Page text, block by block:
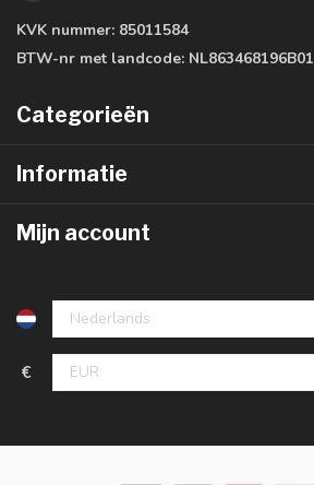
KVK nummer: 85011584
BTW-nr met landcode: NL863468196B01
Categorieën
Informatie
Mijn account
€